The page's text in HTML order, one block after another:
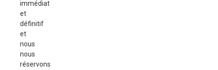
immédiat
et
définitif
et
nous
nous
réservons